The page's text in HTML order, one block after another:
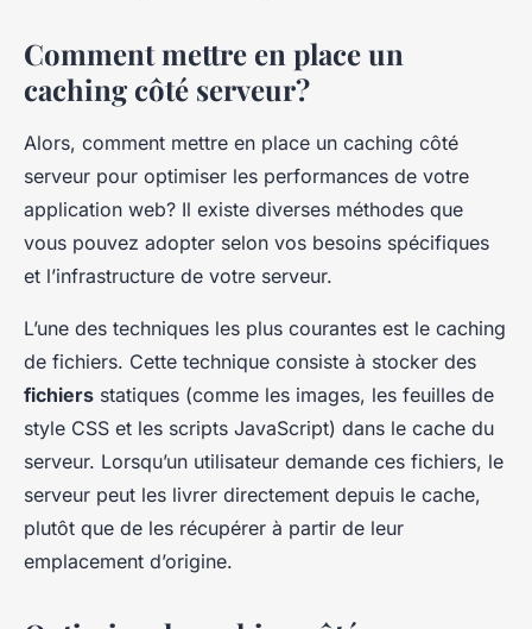
Comment mettre en place un
caching côté serveur?
Alors, comment mettre en place un caching côté
serveur pour optimiser les performances de votre
application web? Il existe diverses méthodes que
vous pouvez adopter selon vos besoins spécifiques
et l’infrastructure de votre serveur.
L’une des techniques les plus courantes est le caching
de fichiers. Cette technique consiste à stocker des
fichiers statiques (comme les images, les feuilles de
style CSS et les scripts JavaScript) dans le cache du
serveur. Lorsqu’un utilisateur demande ces fichiers, le
serveur peut les livrer directement depuis le cache,
plutôt que de les récupérer à partir de leur
emplacement d’origine.